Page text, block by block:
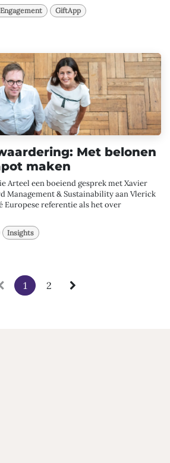
GiftApp
Met belonen
maken
Arteel een boeiend gesprek met Xavier
Management & Sustainability aan Vlerick
Europese referentie als het over
Insights
1 2